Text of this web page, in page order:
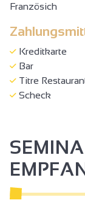
Französich
Kreditkarte
Bar
Titre
Scheck